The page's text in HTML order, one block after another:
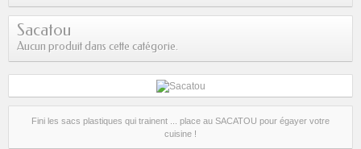
Sacatou
Aucun produit dans cette catégorie.
Fini les sacs plastiques qui trainent ... place au SACATOU pour égayer votre
cuisine !